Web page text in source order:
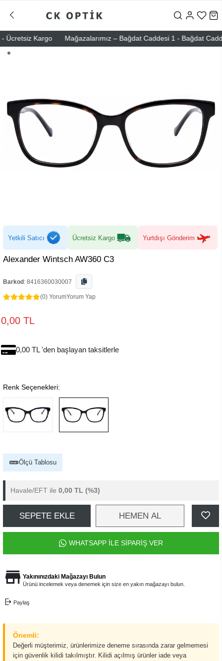
Kargo Mağazalarımız – Bağdat Caddesi 1 - Bağdat
Yetkili Satıcı Ücretsiz Kargo Yurtdışı Gönderim
Alexander Wintsch AW360 C3
Barkod : 8416360030007
(0) YorumYorum Yap
0,00 TL
0,00 TL 'den başlayan taksitlerle
Renk Seçenekleri:
Ölçü Tablosu
Havale/EFT ile 0,00 TL (%3)
SEPETE EKLE HEMEN AL
WHATSAPP İLE SİPARİŞ VER
Yakınınızdaki Mağazayı Bulun
Ürünü incelemek veya denemek için size en yakın mağazayı bulun.
Paylaş
Önemli:
Değerli müşterimiz, ürünlerimize deneme sırasında zarar gelmemesi
için güvenlik kilidi takılmıştır. Kilidi açılmış ürünler iade veya